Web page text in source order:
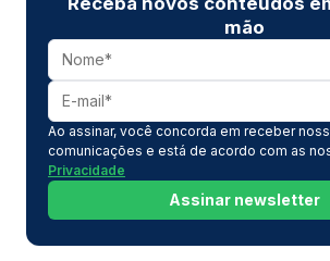
mão
Ao assinar, você concorda em receber
comunicações e está de acordo com as
Privacidade
Assinar newsletter